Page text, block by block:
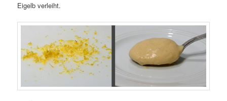
Eigelb verleiht.